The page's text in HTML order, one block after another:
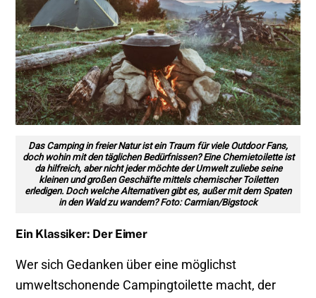
Das Camping in freier Natur ist ein Traum für viele Outdoor Fans,
doch wohin mit den täglichen Bedürfnissen? Eine Chemietoilette ist
da hilfreich, aber nicht jeder möchte der Umwelt zuliebe seine
kleinen und großen Geschäfte mittels chemischer Toiletten
erledigen. Doch welche Alternativen gibt es, außer mit dem Spaten
in den Wald zu wandern? Foto: Carmian/Bigstock
Ein Klassiker: Der Eimer
Wer sich Gedanken über eine möglichst
umweltschonende Campingtoilette macht, der